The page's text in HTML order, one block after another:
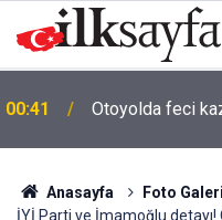
00:41 Otoyolda feci
Anasayfa Foto Galeri
İYİ Parti ve İmamoğlu detayı!